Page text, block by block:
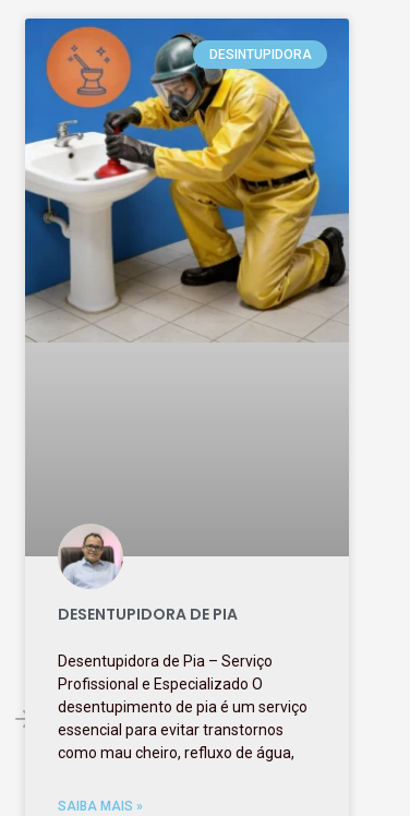
DESINTUPIDORA
DESENTUPIDORA DE PIA
Desentupidora de Pia – Serviço
Profissional e Especializado O
desentupimento de pia é um serviço
essencial para evitar transtornos
como mau cheiro, refluxo de água,
SAIBA MAIS »